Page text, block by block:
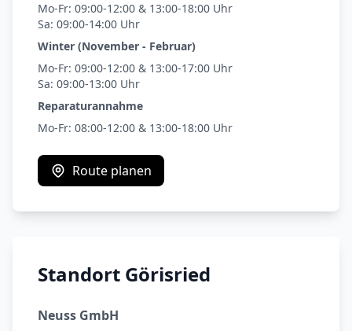
Mo-Fr: 09:00-12:00 & 13:00-18:00 Uhr
Sa: 09:00-14:00 Uhr
Winter (November - Februar)
Mo-Fr: 09:00-12:00 & 13:00-17:00 Uhr
Sa: 09:00-13:00 Uhr
Reparaturannahme
Mo-Fr: 08:00-12:00 & 13:00-18:00 Uhr
Route planen
Standort Görisried
Neuss GmbH